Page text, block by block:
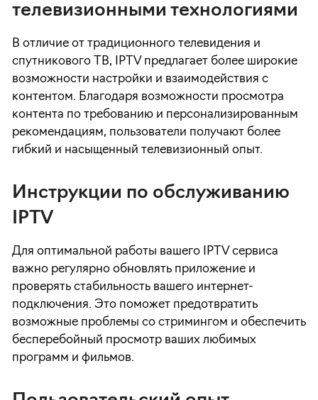
телевизионными технологиями
В отличие от традиционного телевидения и
спутникового ТВ, IPTV предлагает более широкие
возможности настройки и взаимодействия с
контентом. Благодаря возможности просмотра
контента по требованию и персонализированным
рекомендациям, пользователи получают более
гибкий и насыщенный телевизионный опыт.
Инструкции по обслуживанию
IPTV
Для оптимальной работы вашего IPTV сервиса
важно регулярно обновлять приложение и
проверять стабильность вашего интернет-
подключения. Это поможет предотвратить
возможные проблемы со стримингом и обеспечить
бесперебойный просмотр ваших любимых
программ и фильмов.